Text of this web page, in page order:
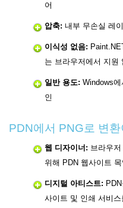
어
압축: 내부 무손실 레
이식성 없음:
는 브라우저에서 지원
일반 용도: Windows
인
PDN에서 PNG로 변
웹 디자이너: 브라우
위해 PDN 웹사이트
디지털 아티스트:
사이트 및 인쇄 서비